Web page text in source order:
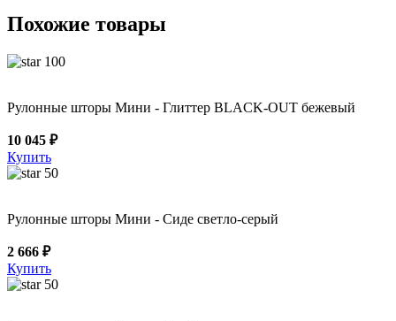
Похожие товары
100
Рулонные шторы Мини - Глиттер BLACK-OUT бежевый
10 045 ₽
Купить
50
Рулонные шторы Мини - Сиде светло-серый
2 666 ₽
Купить
50